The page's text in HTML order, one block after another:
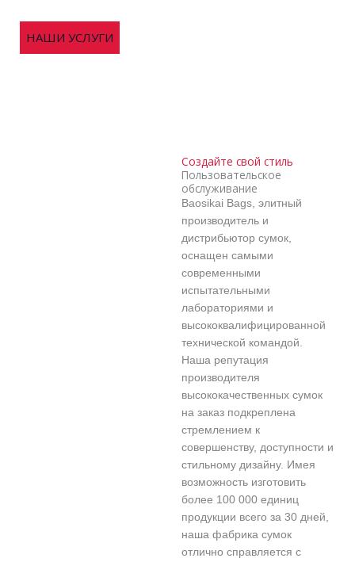
НАШИ УСЛУГИ
Создайте свой стиль
Пользовательское
обслуживание
Baosikai Bags, элитный
производитель и
дистрибьютор сумок,
оснащен самыми
современными
испытательными
лабораториями и
высококвалифицированной
технической командой.
Наша репутация
производителя
высококачественных сумок
на заказ подкреплена
стремлением к
совершенству, доступности и
стильному дизайну. Имея
возможность изготовить
более 100 000 единиц
продукции всего за 30 дней,
наша фабрика сумок
отлично справляется с